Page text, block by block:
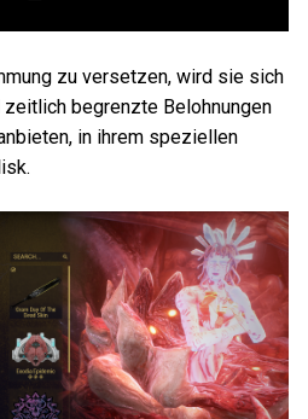
zu versetzen, wird sie sich
begrenzte Belohnungen
in ihrem speziellen